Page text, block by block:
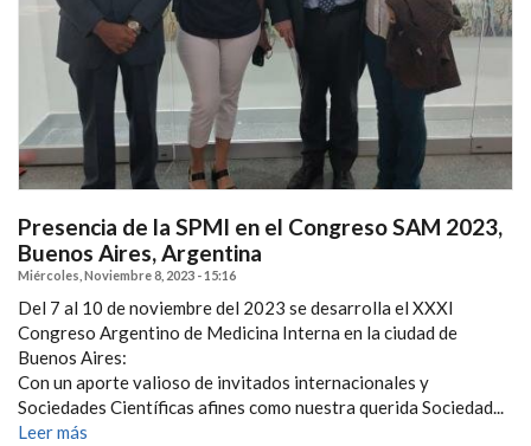
Presencia de la SPMI en el Congreso SAM 2023,
Buenos Aires, Argentina
Miércoles, Noviembre 8, 2023 - 15:16
Del 7 al 10 de noviembre del 2023 se desarrolla el XXXI
Congreso Argentino de Medicina Interna en la ciudad de
Buenos Aires:
Con un aporte valioso de invitados internacionales y
Sociedades Científicas afines como nuestra querida Sociedad...
Leer más